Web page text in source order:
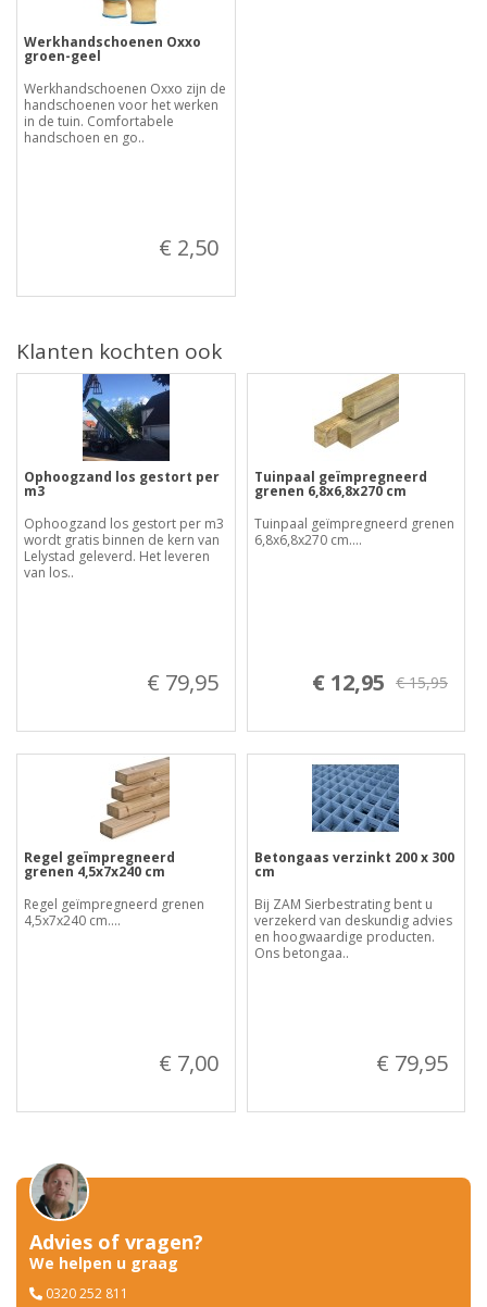
Werkhandschoenen Oxxo
groen-geel
Werkhandschoenen Oxxo zijn de
handschoenen voor het werken
in de tuin. Comfortabele
handschoen en go..
€ 2,50
Klanten kochten ook
Ophoogzand los gestort per
m3
Ophoogzand los gestort per m3
wordt gratis binnen de kern van
Lelystad geleverd. Het leveren
van los..
€ 79,95
Tuinpaal geïmpregneerd
grenen 6,8x6,8x270 cm
Tuinpaal geïmpregneerd grenen
6,8x6,8x270 cm....
€ 12,95 € 15,95
Regel geïmpregneerd
grenen 4,5x7x240 cm
Regel geïmpregneerd grenen
4,5x7x240 cm....
€ 7,00
Betongaas verzinkt 200 x 300
cm
Bij ZAM Sierbestrating bent u
verzekerd van deskundig advies
en hoogwaardige producten.
Ons betongaa..
€ 79,95
Advies of vragen?
We helpen u graag
0320 252 811